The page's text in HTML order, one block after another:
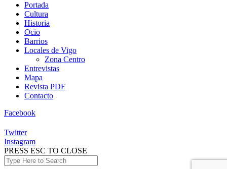
Portada
Cultura
Historia
Ocio
Barrios
Locales de Vigo
Zona Centro
Entrevistas
Mapa
Revista PDF
Contacto
Facebook
Twitter
Instagram
PRESS ESC TO CLOSE